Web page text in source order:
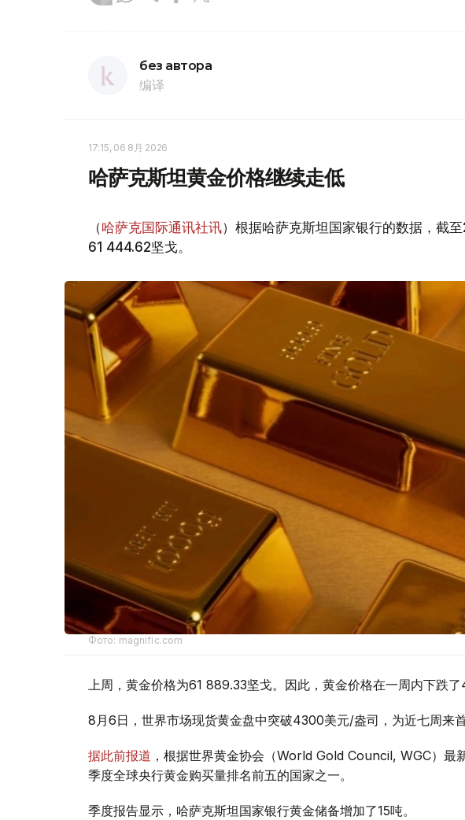
без автора
编译
17:15, 06 8月 2026
哈萨克斯坦黄金价格继续走低
（哈萨克国际通讯社讯）根据哈萨克斯坦国家银行的数据，截
61 444.62坚戈。
Фото: magnific.com
上周，黄金价格为61 889.33坚戈。因此，黄金价格在一周内下跌了
8月6日，世界市场现货黄金盘中突破4300美元/盎司，为近七周来首
据此前报道 ，根据世界黄金协会（World Gold Council, WGC）最
季度全球央行黄金购买量排名前五的国家之一。
季度报告显示，哈萨克斯坦国家银行黄金储备增加了15吨。